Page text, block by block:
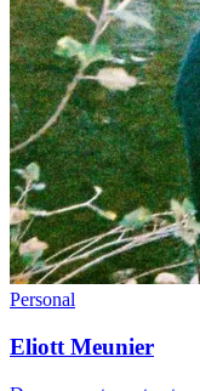
Personal
Eliott Meunier